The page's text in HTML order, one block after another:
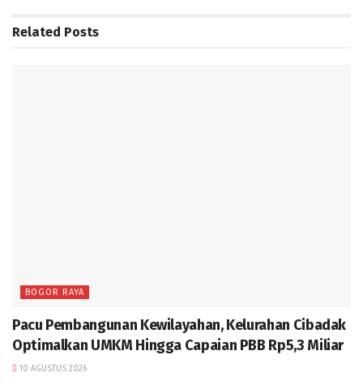
Related Posts
BOGOR RAYA
Pacu Pembangunan Kewilayahan, Kelurahan Cibadak
Optimalkan UMKM Hingga Capaian PBB Rp5,3 Miliar
10 AGUSTUS 2026